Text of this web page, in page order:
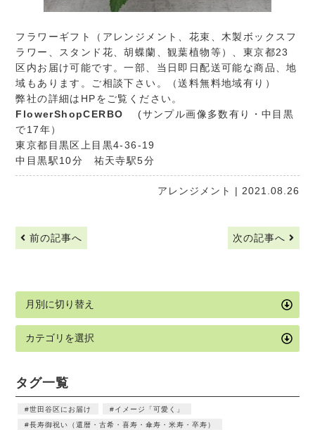
フラワーギフト（アレンジメント、花束、木製ボックスフ
ラワー、スタンド花、胡蝶蘭、観葉植物等）、東京都23
区内お届け可能です。一部、当日即日配送可能な商品、地
域もあります。ご相談下さい。（送料無料地域有り）
弊社の詳細はHPをご覧ください。
FlowerShopCERBO
(サンプル画像多数有り・中目黒
で17年）
東京都目黒区上目黒4-36-19
中目黒駅10分 祐天寺駅5分
アレンジメント | 2021.08.26
前の記事へ 次の記事へ
タグ一覧
世田谷区にお届け
イメージ「可愛く」
長寿御祝い（還暦・古希・喜寿・傘寿・米寿・卒寿）